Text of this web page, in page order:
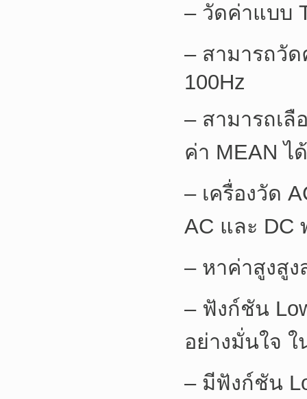
– วัดค่าแบบ
– สามารถวั
100Hz
– สามารถเลื
ค่า MEAN ไ
– เครื่องวัด
AC และ DC
– หาค่าสูงสูง
– ฟังก์ชัน
อย่างมั่นใจ ใ
– มีฟังก์ชัน